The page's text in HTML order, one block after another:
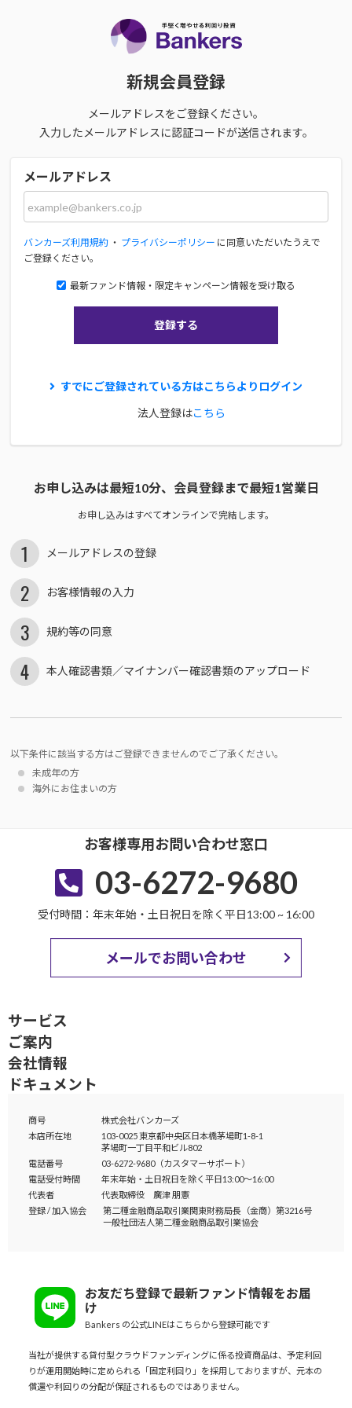
新規会員登録
メールアドレスをご登録ください。
入力したメールアドレスに認証コードが送信されます。
メールアドレス
バンカーズ利用規約 ・ プライバシーポリシー に同意いただいたうえで
ご登録ください。
最新ファンド情報・限定キャンペーン情報を受け取る
すでにご登録されている方はこちらよりログイン
法人登録はこちら
お申し込みは最短10分、 会員登録まで最短1営業日
お申し込みはすべてオンラインで完結します。
1 メールアドレスの登録
2 お客様情報の入力
3 規約等の同意
4 本人確認書類／マイナンバー確認書類のアップロード
以下条件に該当する方はご登録できませんのでご了承ください。
未成年の方
海外にお住まいの方
お客様専用お問い合わせ窓口
03-6272-9680
受付時間：年末年始・土日祝日を除く平日13:00 ~ 16:00
メールでお問い合わせ
サービス
ご案内
会社情報
ドキュメント
商号
株式会社バンカーズ
本店所在地
103-0025 東京都中央区日本橋茅場町1-8-1
茅場町一丁目平和ビル802
電話番号
03-6272-9680（カスタマーサポート）
電話受付時間
年末年始・土日祝日を除く平日13:00～16:00
代表者
代表取締役 廣津 朋憲
登録 / 加入協会
第二種金融商品取引業関東財務局長（金商）第3216号
一般社団法人第二種金融商品取引業協会
お友だち登録で最新ファンド情報をお届
け
Bankers の公式LINEはこちらから登録可能です
当社が提供する貸付型クラウドファンディングに係る投資商品は、予定利回
りが運用開始時に定められる「固定利回り」を採用しておりますが、元本の
償還や利回りの分配が保証されるものではありません。